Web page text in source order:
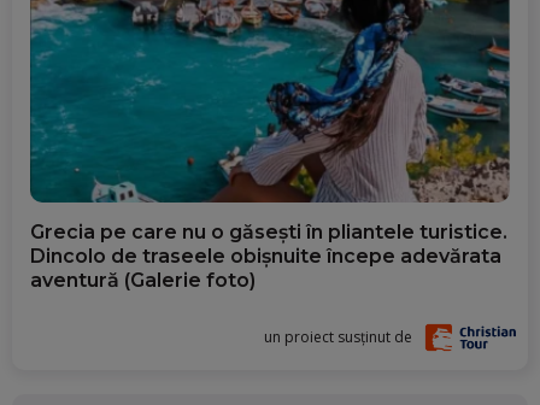
Grecia pe care nu o găsești în pliantele turistice.
Dincolo de traseele obișnuite începe adevărata
aventură (Galerie foto)
un proiect susținut de